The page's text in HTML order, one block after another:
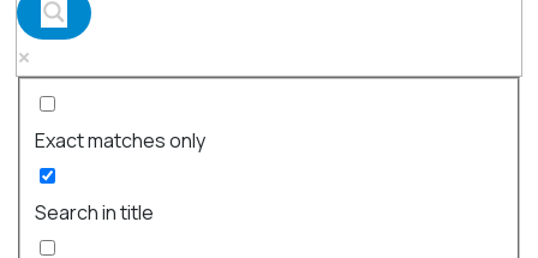
Exact matches only
Search in title